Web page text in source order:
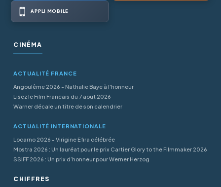
APPLI MOBILE
CINÉMA
ACTUALITÉ FRANCE
Angoulême 2026 - Nathalie Baye à l'honneur
Lisez le Film Francais du 7 aout 2026
Warner décale un titre de son calendrier
ACTUALITÉ INTERNATIONALE
Locarno 2026 - Virigine Efira célébrée
Mostra 2026 : Un lauréat pour le prix Cartier Glory to the Filmmaker 2026
SSIFF 2026 : Un prix d’honneur pour Werner Herzog
CHIFFRES